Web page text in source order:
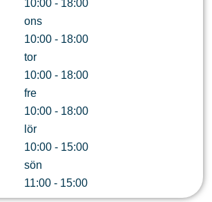
10:00 - 18:00
ons
10:00 - 18:00
tor
10:00 - 18:00
fre
10:00 - 18:00
lör
10:00 - 15:00
sön
11:00 - 15:00